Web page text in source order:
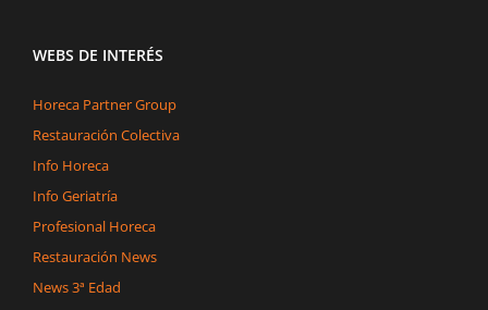
WEBS DE INTERÉS
Horeca Partner Group
Restauración Colectiva
Info Horeca
Info Geriatría
Profesional Horeca
Restauración News
News 3ª Edad